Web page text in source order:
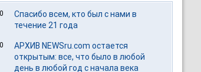
Спасибо всем, кто был с нами в
течение 21 года
АРХИВ NEWSru.com остается
открытым: все, что было в любой
день в любой год с начала века